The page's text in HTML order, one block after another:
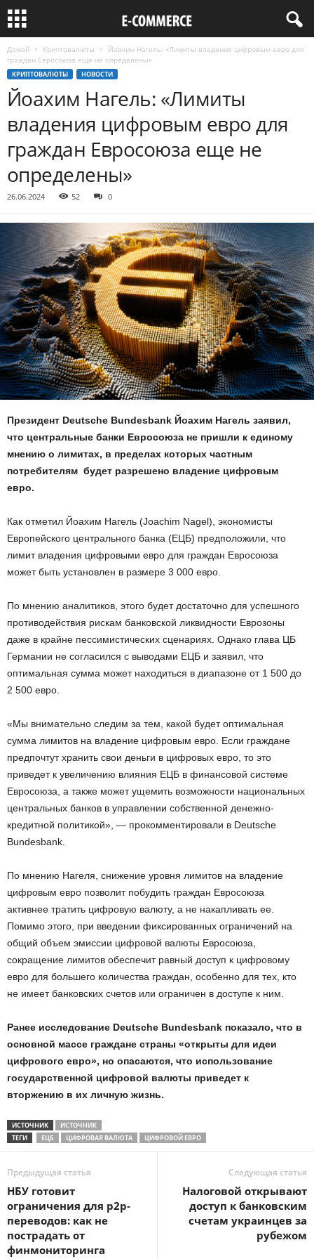
Домой Криптовалюты
Йоахим Нагель: «Лимиты владения цифровым евро для
граждан Евросоюза еще не определены»
КРИПТОВАЛЮТЫ НОВОСТИ
Йоахим Нагель: «Лимиты
владения цифровым евро для
граждан Евросоюза еще не
определены»
26.06.2024 52 0
Президент Deutsche Bundesbank Йоахим Нагель заявил,
что центральные банки Евросоюза не пришли к единому
мнению о лимитах, в пределах которых частным
потребителям будет разрешено владение цифровым
евро.
Как отметил Йоахим Нагель (Joachim Nagel), экономисты
Европейского центрального банка (ЕЦБ) предположили, что
лимит владения цифровыми евро для граждан Евросоюза
может быть установлен в размере 3 000 евро.
По мнению аналитиков, этого будет достаточно для успешного
противодействия рискам банковской ликвидности Еврозоны
даже в крайне пессимистических сценариях. Однако глава ЦБ
Германии не согласился с выводами ЕЦБ и заявил, что
оптимальная сумма может находиться в диапазоне от 1 500 до
2 500 евро.
«Мы внимательно следим за тем, какой будет оптимальная
сумма лимитов на владение цифровым евро. Если граждане
предпочтут хранить свои деньги в цифровых евро, то это
приведет к увеличению влияния ЕЦБ в финансовой системе
Евросоюза, а также может ущемить возможности национальных
центральных банков в управлении собственной денежно-
кредитной политикой», — прокомментировали в Deutsche
Bundesbank.
По мнению Нагеля, снижение уровня лимитов на владение
цифровым евро позволит побудить граждан Евросоюза
активнее тратить цифровую валюту, а не накапливать ее.
Помимо этого, при введении фиксированных ограничений на
общий объем эмиссии цифровой валюты Евросоюза,
сокращение лимитов обеспечит равный доступ к цифровому
евро для большего количества граждан, особенно для тех, кто
не имеет банковских счетов или ограничен в доступе к ним.
Ранее исследование Deutsche Bundesbank показало, что в
основной массе граждане страны «открыты для идеи
цифрового евро», но опасаются, что использование
государственной цифровой валюты приведет к
вторжению в их личную жизнь.
ИСТОЧНИК
ИСТОЧНИК
ТЕГИ
ЕЦБ ЦИФРОВАЯ ВАЛЮТА ЦИФРОВОЙ ЕВРО
Предыдущая статья
НБУ готовит
ограничения для p2p-
переводов: как не
пострадать от
финмониторинга
Следующая статья
Налоговой открывают
доступ к банковским
счетам украинцев за
рубежом